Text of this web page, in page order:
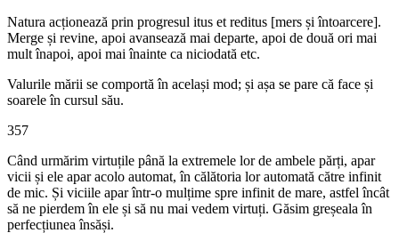
Natura acționează prin progresul itus et reditus [mers și întoarcere].
Merge și revine, apoi avansează mai departe, apoi de două ori mai
mult înapoi, apoi mai înainte ca niciodată etc.
Valurile mării se comportă în același mod; și așa se pare că face și
soarele în cursul său.
357
Când urmărim virtuțile până la extremele lor de ambele părți, apar
vicii și ele apar acolo automat, în călătoria lor automată către infinit
de mic. Și viciile apar într-o mulțime spre infinit de mare, astfel încât
să ne pierdem în ele și să nu mai vedem virtuți. Găsim greșeala în
perfecțiunea însăși.